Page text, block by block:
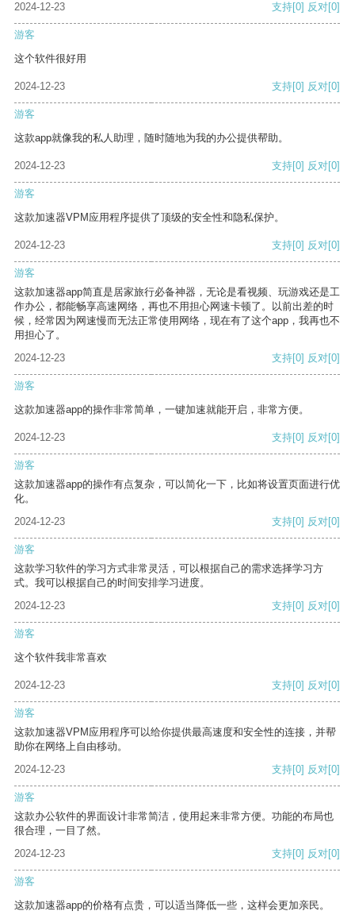
2024-12-23 支持[0] 反对[0]
游客
这个软件很好用
2024-12-23 支持[0] 反对[0]
游客
这款app就像我的私人助理，随时随地为我的办公提供帮助。
2024-12-23 支持[0] 反对[0]
游客
这款加速器VPM应用程序提供了顶级的安全性和隐私保护。
2024-12-23 支持[0] 反对[0]
游客
这款加速器app简直是居家旅行必备神器，无论是看视频、玩游戏还是工
作办公，都能畅享高速网络，再也不用担心网速卡顿了。以前出差的时
候，经常因为网速慢而无法正常使用网络，现在有了这个app，我再也不
用担心了。
2024-12-23
支持[0] 反对[0]
游客
这款加速器app的操作非常简单，一键加速就能开启，非常方便。
2024-12-23 支持[0] 反对[0]
游客
这款加速器app的操作有点复杂，可以简化一下，比如将设置页面进行优
化。
2024-12-23
支持[0] 反对[0]
游客
这款学习软件的学习方式非常灵活，可以根据自己的需求选择学习方
式。我可以根据自己的时间安排学习进度。
2024-12-23
支持[0] 反对[0]
游客
这个软件我非常喜欢
2024-12-23 支持[0] 反对[0]
游客
这款加速器VPM应用程序可以给你提供最高速度和安全性的连接，并帮
助你在网络上自由移动。
2024-12-23
支持[0] 反对[0]
游客
这款办公软件的界面设计非常简洁，使用起来非常方便。功能的布局也
很合理，一目了然。
2024-12-23
支持[0] 反对[0]
游客
这款加速器app的价格有点贵，可以适当降低一些，这样会更加亲民。